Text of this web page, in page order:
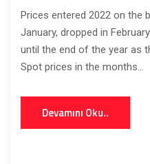
Prices entered 2022 on the
January, dropped in
until the end of the year as
Spot prices in the months...
Devamını Oku..